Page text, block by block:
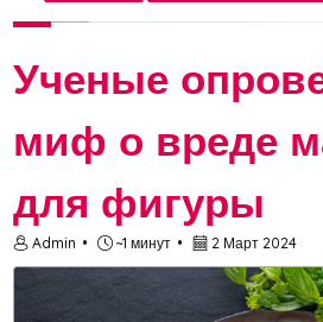
отдых. В результате резкого
Ученые
миф о вреде
для фигуры
Admin ~1 минут 2 Март 2024